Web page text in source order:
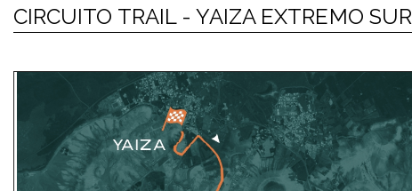
CIRCUITO TRAIL - YAIZA EXTREMO SUR